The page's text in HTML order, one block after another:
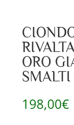
ORO
198,00€